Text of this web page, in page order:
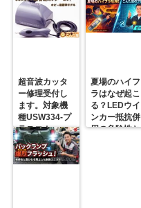
超音波カッタ
ー修理受付し
ます。対象機
種USW334-プ
ラスコム-
R31GONTA
夏場のハイフ
ラはなぜ起こ
る？LEDウイ
ンカー抵抗併
用の危険性と